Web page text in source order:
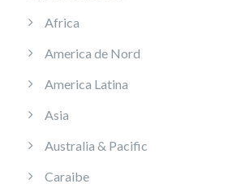
Africa
America de Nord
America Latina
Asia
Australia & Pacific
Caraibe